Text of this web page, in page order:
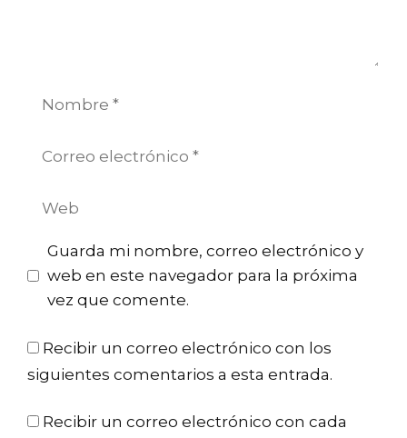
Nombre
Correo
Web
Guarda mi nombre, correo electrónico y
web en este navegador para la próxima
vez que comente.
Recibir un correo electrónico con los
siguientes comentarios a esta entrada.
Recibir un correo electrónico con cada